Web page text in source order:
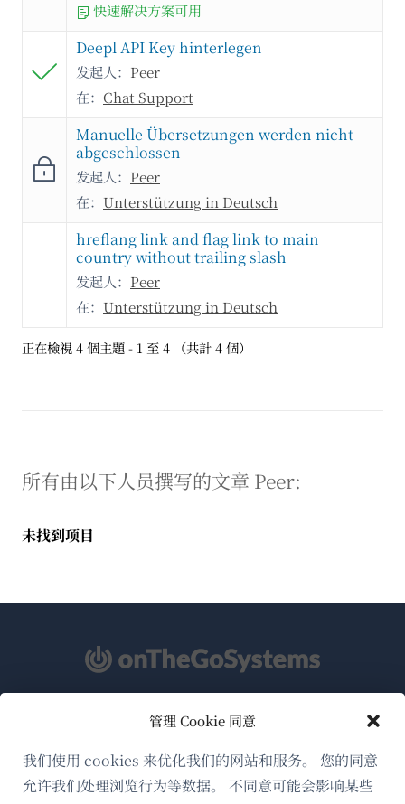
管理 Cookie 同意
我们使用 cookies 来优化我们的网站和服务。 您的同意
允许我们处理浏览行为等数据。 不同意可能会影响某些
快速解决方案可用
Deepl API Key hinterlegen
发起人： Peer
在： Chat Support
Manuelle Übersetzungen werden nicht
abgeschlossen
发起人： Peer
在： Unterstützung in Deutsch
hreflang link and flag link to main
country without trailing slash
发起人： Peer
在： Unterstützung in Deutsch
正在檢視 4 個主題 - 1 至 4 （共計 4 個）
所有由以下人员撰写的文章 Peer:
未找到项目
关于WPML
GDPR与隐私政策
加入我们的团队（在